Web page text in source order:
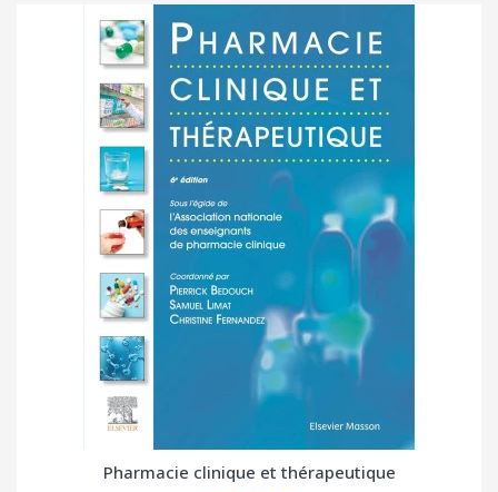
Pharmacie clinique et thérapeutique